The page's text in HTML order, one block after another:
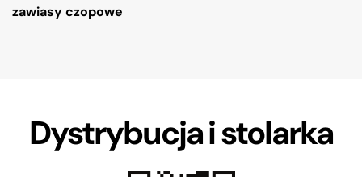
zawiasy czopowe
Dystrybucja i stolarka